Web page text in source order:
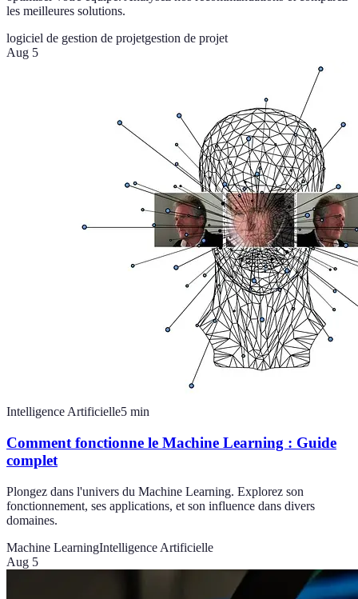
les meilleures solutions.
logiciel de gestion de projetgestion de projet
Aug 5
Intelligence Artificielle5 min
Comment fonctionne le Machine Learning : Guide
complet
Plongez dans l'univers du Machine Learning. Explorez son
fonctionnement, ses applications, et son influence dans divers
domaines.
Machine LearningIntelligence Artificielle
Aug 5